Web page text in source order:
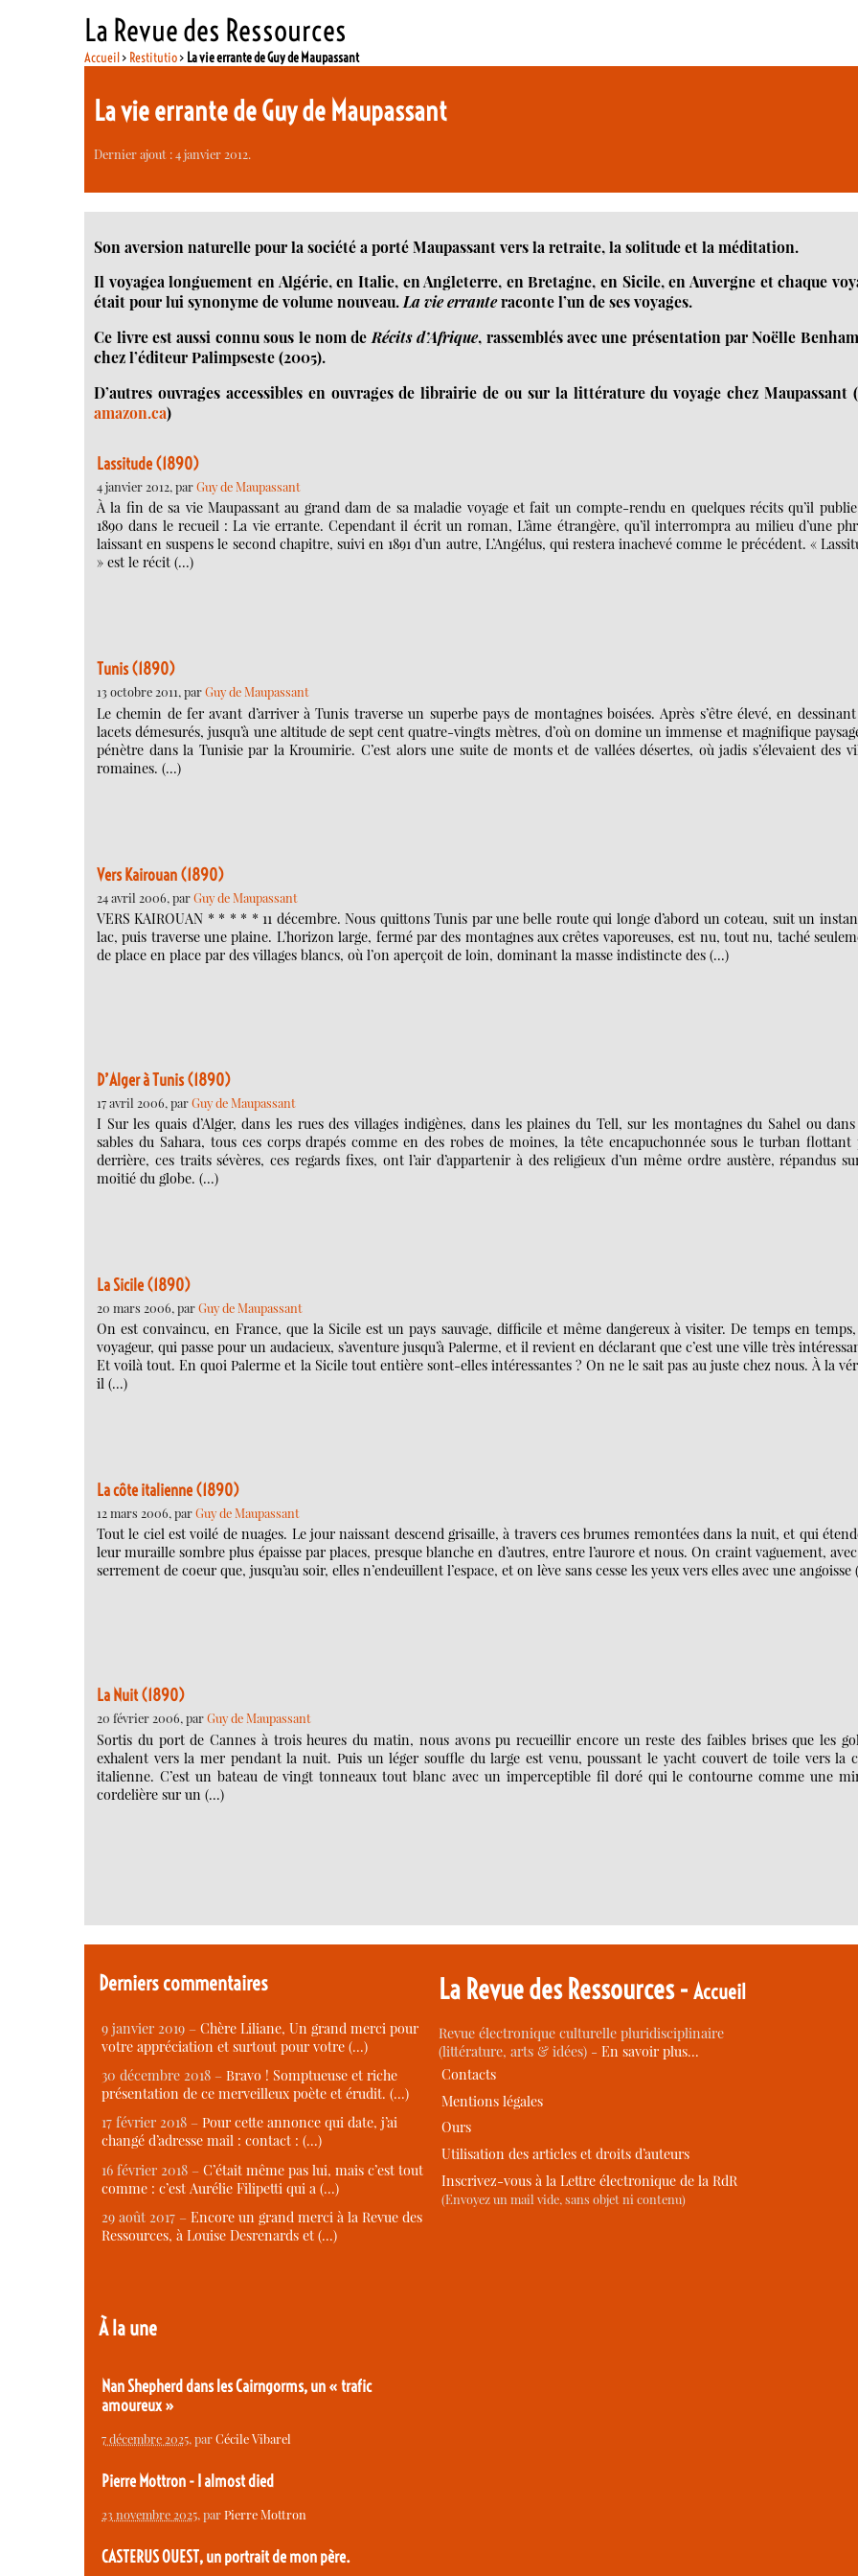
La Revue des Ressources
Accueil> Restitutio> La vie errante de Guy de Maupassant
La vie errante de Guy de Maupassant
Dernier ajout : 4 janvier 2012.
Son aversion naturelle pour la société a porté Maupassant vers la retraite, la solitude et la méditation.
Il voyagea longuement en Algérie, en Italie, en Angleterre, en Bretagne, en Sicile, en Auvergne et chaque
était pour lui synonyme de volume nouveau.La vie erranteraconte l’un de ses voyages.
Ce livre est aussi connu sous le nom de Récits d’Afrique, rassemblés avec une présentation par Noëlle
chez l’éditeur Palimpseste (2005).
D’autres ouvrages accessibles en ouvrages de librairie de ou sur la littérature du voyage chez Maupassant
amazon.ca)
Lassitude (1890)
4 janvier 2012, parGuy de Maupassant
À la fin de sa vie Maupassant au grand dam de sa maladie voyage et fait un compte-rendu en quelques récits qu’il
1890 dans le recueil : La vie errante. Cependant il écrit un roman, L’âme étrangère, qu’il interrompra au milieu d’une
laissant en suspens le second chapitre, suivi en 1891 d’un autre, L’Angélus, qui restera inachevé comme le précédent. «
» est le récit (…)
Tunis (1890)
13 octobre 2011, parGuy de Maupassant
Le chemin de fer avant d’arriver à Tunis traverse un superbe pays de montagnes boisées. Après s’être élevé, en
lacets démesurés, jusqu’à une altitude de sept cent quatre-vingts mètres, d’où on domine un immense et magnifique
pénètre dans la Tunisie par la Kroumirie. C’est alors une suite de monts et de vallées désertes, où jadis s’élevaient des
romaines. (…)
Vers Kairouan (1890)
24 avril 2006, parGuy de Maupassant
VERS KAIROUAN * * * * * 11 décembre. Nous quittons Tunis par une belle route qui longe d’abord un coteau, suit un
lac, puis traverse une plaine. L’horizon large, fermé par des montagnes aux crêtes vaporeuses, est nu, tout nu, taché
de place en place par des villages blancs, où l’on aperçoit de loin, dominant la masse indistincte des (…)
D’Alger à Tunis (1890)
17 avril 2006, parGuy de Maupassant
I Sur les quais d’Alger, dans les rues des villages indigènes, dans les plaines du Tell, sur les montagnes du Sahel ou
sables du Sahara, tous ces corps drapés comme en des robes de moines, la tête encapuchonnée sous le turban flottant
derrière, ces traits sévères, ces regards fixes, ont l’air d’appartenir à des religieux d’un même ordre austère, répandus
moitié du globe. (…)
La Sicile (1890)
20 mars 2006, parGuy de Maupassant
On est convaincu, en France, que la Sicile est un pays sauvage, difficile et même dangereux à visiter. De temps en
voyageur, qui passe pour un audacieux, s’aventure jusqu’à Palerme, et il revient en déclarant que c’est une ville très
Et voilà tout. En quoi Palerme et la Sicile tout entière sont-elles intéressantes ? On ne le sait pas au juste chez nous. À la
il (…)
La côte italienne (1890)
12 mars 2006, parGuy de Maupassant
Tout le ciel est voilé de nuages. Le jour naissant descend grisaille, à travers ces brumes remontées dans la nuit, et qui
leur muraille sombre plus épaisse par places, presque blanche en d’autres, entre l’aurore et nous. On craint vaguement,
serrement de coeur que, jusqu’au soir, elles n’endeuillent l’espace, et on lève sans cesse les yeux vers elles avec une angoisse
La Nuit (1890)
20 février 2006, parGuy de Maupassant
Sortis du port de Cannes à trois heures du matin, nous avons pu recueillir encore un reste des faibles brises que les
exhalent vers la mer pendant la nuit. Puis un léger souffle du large est venu, poussant le yacht couvert de toile vers la
italienne. C’est un bateau de vingt tonneaux tout blanc avec un imperceptible fil doré qui le contourne comme une
cordelière sur un (…)
Derniers commentaires
9 janvier 2019 – Chère Liliane, Un grand merci pour
votre appréciation et surtout pour votre (…)
30 décembre 2018 – Bravo ! Somptueuse et riche
présentation de ce merveilleux poète et érudit. (…)
17 février 2018 – Pour cette annonce qui date, j’ai
changé d’adresse mail : contact : (…)
16 février 2018 – C’était même pas lui, mais c’est tout
comme : c’est Aurélie Filipetti qui a (…)
29 août 2017 – Encore un grand merci à la Revue des
Ressources, à Louise Desrenards et (…)
À la une
Nan Shepherd dans les Cairngorms, un « trafic
amoureux »
7 décembre 2025, parCécile Vibarel
Pierre Mottron - I almost died
23 novembre 2025, parPierre Mottron
CASTERUS OUEST, un portrait de mon père.
La Revue des Ressources -Accueil
Revue électronique culturelle pluridisciplinaire
(littérature, arts & idées) -En savoir plus…
Contacts
Mentions légales
Ours
Utilisation des articles et droits d’auteurs
Inscrivez-vous à la Lettre électronique de la RdR
(Envoyez un mail vide, sans objet ni contenu)